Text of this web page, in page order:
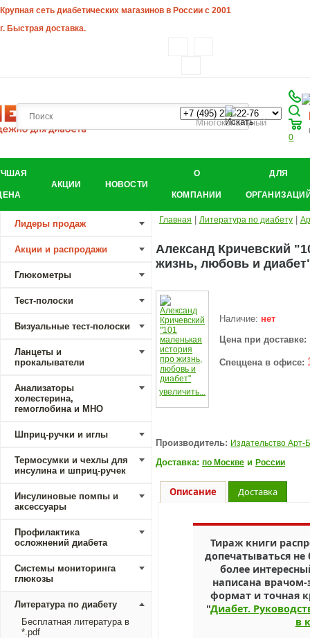
Крупная сеть диабетических магазинов в России с 2001
г. Быстрая доставка.
Многоканальный
0
АКЦИИ НОВОСТИ
О
КОМПАНИИ
ДЛЯ
Лидеры продаж
Акции и распродажи
Глюкометры
Тест-полоски
Визуальные тест-полоски
Ланцеты и
прокалыватели
Анализаторы
холестерина,
гемоглобина и МНО
Шприц-ручки и иглы
Термосумки и чехлы для
инсулина и шприц-ручек
Инсулиновые помпы и
аксессуары
Профилактика
осложнений диабета
Системы мониторинга
глюкозы
Литература по диабету
Бесплатная литература в
*.pdf
Главная Литература по диабету
Александ Кричевский
жизнь, любовь и
увеличить...
Наличие: нет
Цена при доставке:
Спеццена в офисе:
Производитель: Издательство Арт-
Доставка: по Москве и России
Описание Доставка
Тираж книги
допечатываться
более
написана
формат и точная
"Диабет.
в